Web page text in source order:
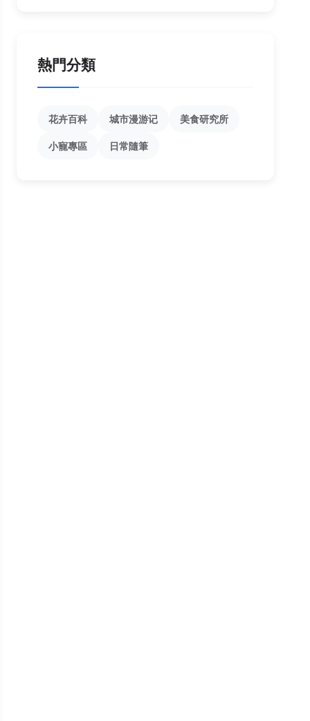
熱門分類
花卉百科 城市漫游记 美食研究所
小寵專區 日常隨筆